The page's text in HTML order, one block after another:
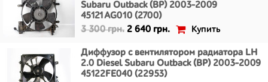
Subaru Outback (BP) 2003-2009
45121AG010 (2700)
3 300 грн. 2 640 грн. Купить
Диффузор с вентилятором радиатора LH
2.0 Diesel Subaru Outback (BP) 2003-2009
45122FE040 (22953)